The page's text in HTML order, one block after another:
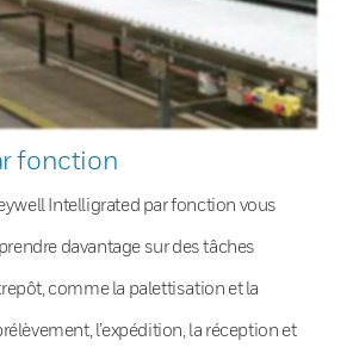
fonction
Intelligrated par fonction vous
davantage sur des tâches
comme la palettisation et la
l’expédition, la réception et